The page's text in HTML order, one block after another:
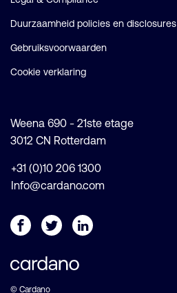
Duurzaamheid policies en disclosures
Gebruiksvoorwaarden
Cookie verklaring
Weena 690 - 21ste etage
3012 CN Rotterdam
+31 (0)10 206 1300
Info@cardano.com
© Cardano